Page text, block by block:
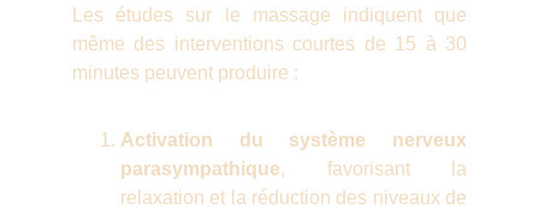
Les études sur le massage indiquent que
même des interventions courtes de 15 à 30
minutes peuvent produire :
Activation du système nerveux
parasympathique, favorisant la
relaxation et la réduction des niveaux de